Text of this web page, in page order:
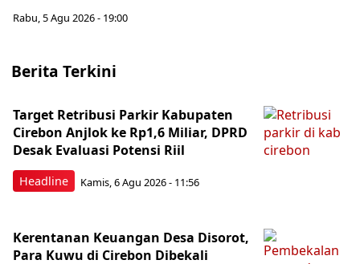
Rabu, 5 Agu 2026 - 19:00
Berita Terkini
Headline
Target Retribusi Parkir Kabupaten
Cirebon Anjlok ke Rp1,6 Miliar, DPRD
Desak Evaluasi Potensi Riil
Kamis, 6 Agu 2026 - 11:56
Kerentanan Keuangan Desa Disorot,
Para Kuwu di Cirebon Dibekali